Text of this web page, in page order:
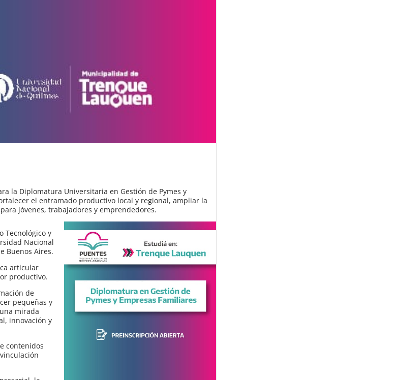
la Diplomatura Universitaria en Gestión de Pymes y
el entramado productivo local y regional, ampliar la
jóvenes, trabajadores y emprendedores.
Tecnológico y
Nacional
Buenos Aires.
articular
productivo.
de
pequeñas y
mirada
innovación y
contenidos